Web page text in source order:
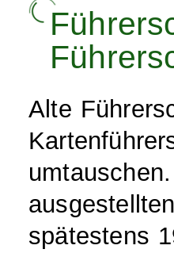
Alte
spätestens